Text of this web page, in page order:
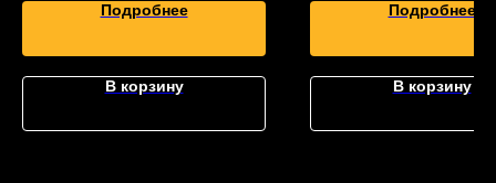
Подробнее
В корзину
Подробнее
В корзину